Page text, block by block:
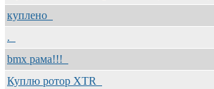
куплено
.
bmx рама!!!
Куплю ротор XTR